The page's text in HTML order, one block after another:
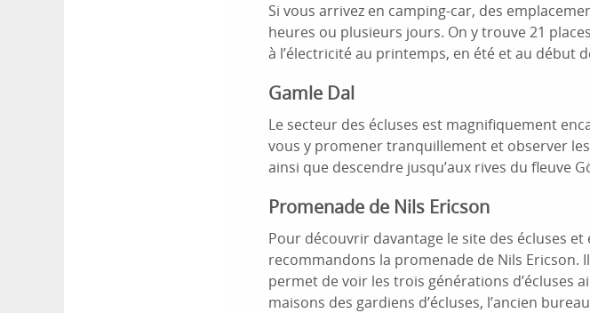
Si vous arrivez en camping-car, des
heures ou plusieurs jours. On y trouve 21
à l’électricité au printemps, en été et au début
Gamle Dal
Le secteur des écluses est magnifiquement
vous y promener tranquillement et observer les
ainsi que descendre jusqu’aux rives du
Promenade de Nils Ericson
Pour découvrir davantage le site des écluses
recommandons la promenade de Nils Ericson.
permet de voir les trois générations d’écluses
maisons des gardiens d’écluses, l’ancien